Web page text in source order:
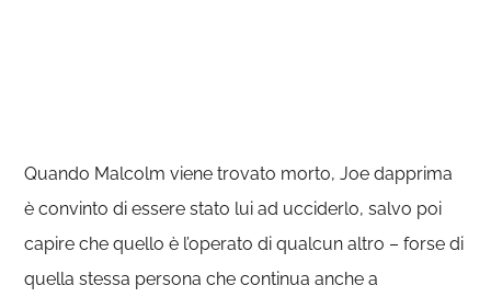
Quando Malcolm viene trovato morto, Joe dapprima
è convinto di essere stato lui ad ucciderlo, salvo poi
capire che quello è l’operato di qualcun altro – forse di
quella stessa persona che continua anche a